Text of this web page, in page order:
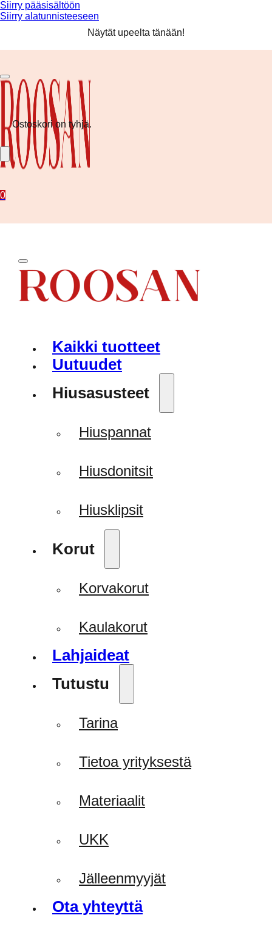
Siirry pääsisältöön
Siirry alatunnisteeseenIlmainen toimitus yli 80 € tilauksiin! ❤️
Näytät upeelta tänään!
0
Ostoskori on tyhjä.
Kaikki tuotteet
Uutuudet
Hiusasusteet
Hiuspannat
Hiusdonitsit
Hiusklipsit
Korut
Korvakorut
Kaulakorut
Lahjaideat
Tutustu
Tarina
Tietoa yrityksestä
Materiaalit
UKK
Jälleenmyyjät
Ota yhteyttä